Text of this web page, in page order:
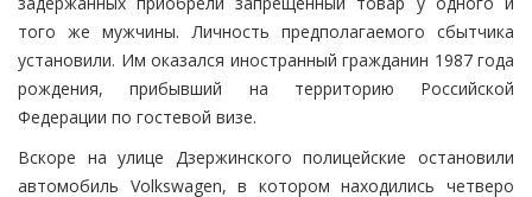
того же мужчины. Личность предполагаемого сбытчика
установили. Им оказался иностранный гражданин 1987 года
рождения, прибывший на территорию Российской
Федерации по гостевой визе.
Вскоре на улице Дзержинского полицейские остановили
автомобиль Volkswagen, в котором находились четверо